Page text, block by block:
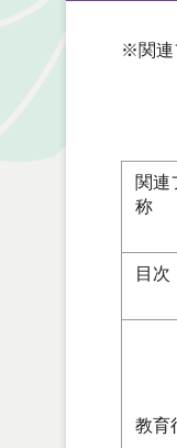
※関連
関連
称
目次
教育